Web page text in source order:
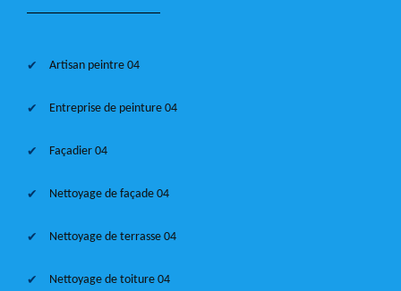
Artisan peintre 04
Entreprise de peinture 04
Façadier 04
Nettoyage de façade 04
Nettoyage de terrasse 04
Nettoyage de toiture 04